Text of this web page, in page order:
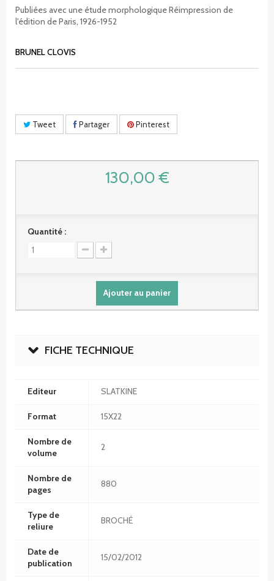
Publiées avec une étude morphologique Réimpression de
l'édition de Paris, 1926-1952
BRUNEL CLOVIS
Tweet Partager Pinterest
130,00 €
Quantité :
Ajouter au panier
FICHE TECHNIQUE
Editeur SLATKINE
Format 15X22
Nombre de
volume
2
Nombre de
pages
880
Type de
reliure
BROCHÉ
Date de
publication
15/02/2012